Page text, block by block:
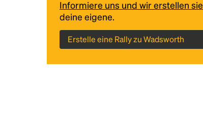
Informiere uns und wir erstellen sie
deine eigene.
Erstelle eine Rally zu Wadsworth